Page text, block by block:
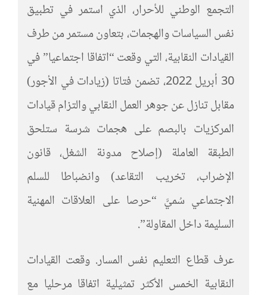
التجمع الوطني للأحرار، الذي استمر في تطبيق
نفس السياسات والهجمات، بتعاون مستمر من طرف
القيادات النقابية، التي وقعت “اتفاقا اجتماعيا” في
30 أبريل 2022، تضمن فتاتا (زيادات في الأجور)
مقابل تنازل عن جوهر العمل النقابي والتزام قيادات
المركزيات بالبصم على هجمات شرسة ستلحق
الطبقة العاملة (إصلاح مدونة الشغل، قانون
الإضراب، تخريب التقاعد) وانضباطا للسلم
الاجتماعي سُميَّ “حرصا على العلاقات المهنية
السليمة داخل المقاولة”.
عرف قطاع التعليم نفس المسار. وقعت القيادات
النقابية الخمس الأكثر تمثيلية اتفاقا مرحليا مع